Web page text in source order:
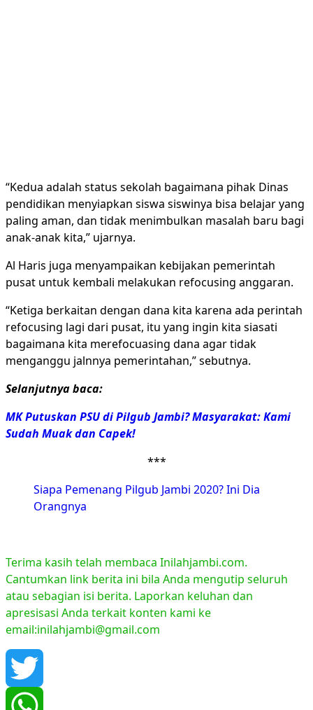
“Kedua adalah status sekolah bagaimana pihak Dinas
pendidikan menyiapkan siswa siswinya bisa belajar yang
paling aman, dan tidak menimbulkan masalah baru bagi
anak-anak kita,” ujarnya.
Al Haris juga menyampaikan kebijakan pemerintah
pusat untuk kembali melakukan refocusing anggaran.
“Ketiga berkaitan dengan dana kita karena ada perintah
refocusing lagi dari pusat, itu yang ingin kita siasati
bagaimana kita merefocuasing dana agar tidak
menganggu jalnnya pemerintahan,” sebutnya.
Selanjutnya baca:
MK Putuskan PSU di Pilgub Jambi? Masyarakat: Kami
Sudah Muak dan Capek!
***
Siapa Pemenang Pilgub Jambi 2020? Ini Dia
Orangnya
Terima kasih telah membaca Inilahjambi.com.
Cantumkan link berita ini bila Anda mengutip seluruh
atau sebagian isi berita. Laporkan keluhan dan
apresisasi Anda terkait konten kami ke
email:inilahjambi@gmail.com
Twitter